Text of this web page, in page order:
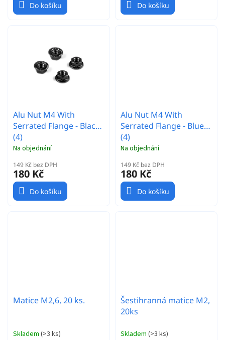
Do košíku Do košíku
Alu Nut M4 With
Serrated Flange - Black
(4)
Na objednání
149 Kč bez DPH
180 Kč
Do košíku
Alu Nut M4 With
Serrated Flange - Blue
(4)
Na objednání
149 Kč bez DPH
180 Kč
Do košíku
Matice M2,6, 20 ks.
Skladem (>3 ks)
Šestihranná matice M2,
20ks
Skladem (>3 ks)